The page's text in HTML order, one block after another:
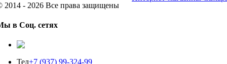
2014 - 2026 Все права защищены
в Соц. сетях
Тел+7 (937) 99-324-99